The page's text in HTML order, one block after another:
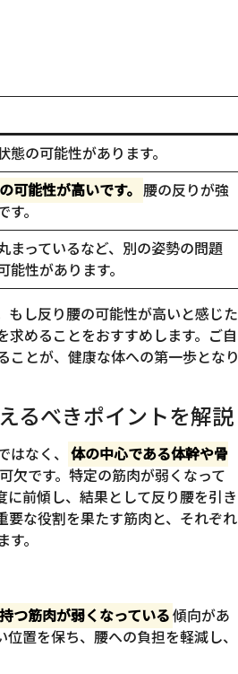
態の可能性があります。
可能性が高いです。 腰の反りが強
す。
まっているなど、別の姿勢の問題
能性があります。
もし反り腰の可能性が高いと感じた
求めることをおすすめします。ご自
ことが、健康な体への第一歩となり
るべきポイントを解説
なく、 体の中心である体幹や骨
欠です。特定の筋肉が弱くなって
に前傾し、結果として反り腰を引き
要な役割を果たす筋肉と、それぞれ
。
つ筋肉が弱くなっている傾向があ
置を保ち、腰への負担を軽減し、